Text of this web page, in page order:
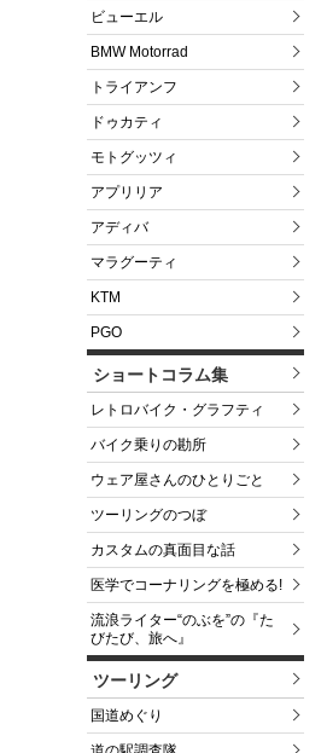
ビューエル
BMW Motorrad
トライアンフ
ドゥカティ
モトグッツィ
アプリリア
アディバ
マラグーティ
KTM
PGO
ショートコラム集
レトロバイク・グラフティ
バイク乗りの勘所
ウェア屋さんのひとりごと
ツーリングのつぼ
カスタムの真面目な話
医学でコーナリングを極める!
流浪ライター“のぶを”の『た
びたび、旅へ』
ツーリング
国道めぐり